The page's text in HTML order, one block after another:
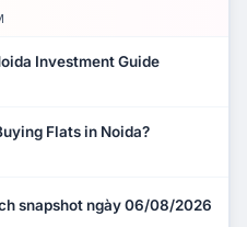
Investment Guide
Flats in Noida?
snapshot ngày 06/08/2026